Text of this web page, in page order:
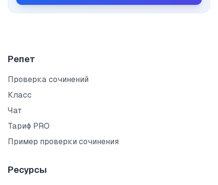
Репет
Проверка сочинений
Класс
Чат
Тариф PRO
Пример проверки сочинения
Ресурсы